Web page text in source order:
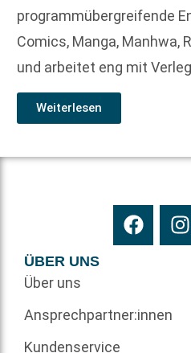
programmübergreifende
Comics, Manga, Manhwa,
und arbeitet eng mit
Weiterlesen
ÜBER UNS
Über uns
Ansprechpartner:innen
Kundenservice